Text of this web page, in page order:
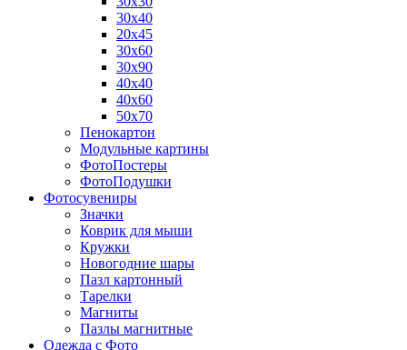
30х40
20х45
30х60
30х90
40х40
40х60
50х70
Пенокартон
Модульные картины
ФотоПостеры
ФотоПодушки
Фотоcувениры
Значки
Коврик для мыши
Кружки
Новогодние шары
Пазл картонный
Тарелки
Магниты
Пазлы магнитные
Одежда с Фото